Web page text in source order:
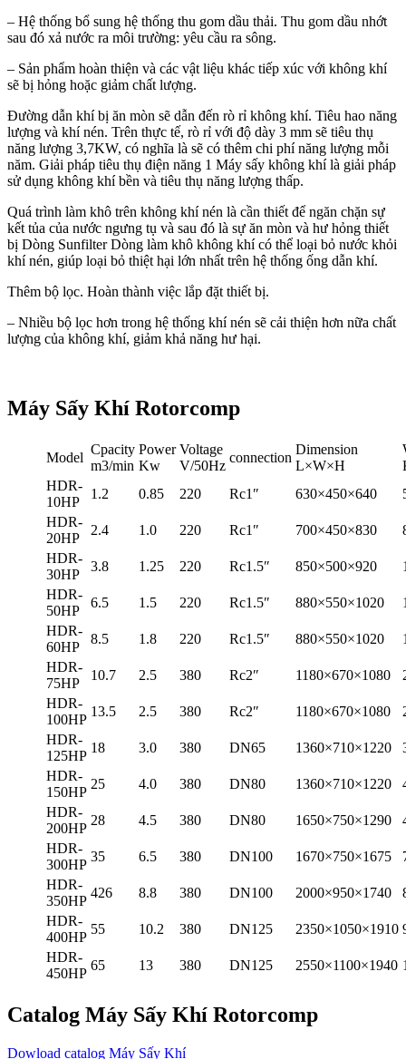
– Hệ thống bổ sung hệ thống thu gom dầu thải. Thu gom dầu nhớt
sau đó xả nước ra môi trường: yêu cầu ra sông.
– Sản phẩm hoàn thiện và các vật liệu khác tiếp xúc với không khí
sẽ bị hỏng hoặc giảm chất lượng.
Đường dẫn khí bị ăn mòn sẽ dẫn đến rò rỉ không khí. Tiêu hao năng
lượng và khí nén. Trên thực tế, rò rỉ với độ dày 3 mm sẽ tiêu thụ
năng lượng 3,7KW, có nghĩa là sẽ có thêm chi phí năng lượng mỗi
năm. Giải pháp tiêu thụ điện năng 1 Máy sấy không khí là giải pháp
sử dụng không khí bền và tiêu thụ năng lượng thấp.
Quá trình làm khô trên không khí nén là cần thiết để ngăn chặn sự
kết tủa của nước ngưng tụ và sau đó là sự ăn mòn và hư hỏng thiết
bị Dòng Sunfilter Dòng làm khô không khí có thể loại bỏ nước khỏi
khí nén, giúp loại bỏ thiệt hại lớn nhất trên hệ thống ống dẫn khí.
Thêm bộ lọc. Hoàn thành việc lắp đặt thiết bị.
– Nhiều bộ lọc hơn trong hệ thống khí nén sẽ cải thiện hơn nữa chất
lượng của không khí, giảm khả năng hư hại.
Máy Sấy Khí Rotorcomp
Model
Cpacity
m3/min
Power
Kw
Voltage
V/50Hz
connection
Dimension
L×W×H
HDR-
10HP
1.2 0.85 220 Rc1″ 630×450×640
HDR-
20HP
2.4 1.0 220 Rc1″ 700×450×830
HDR-
30HP
3.8 1.25 220 Rc1.5″ 850×500×920
HDR-
50HP
6.5 1.5 220 Rc1.5″ 880×550×1020
HDR-
60HP
8.5 1.8 220 Rc1.5″ 880×550×1020
HDR-
75HP
10.7 2.5 380 Rc2″ 1180×670×1080
HDR-
100HP
13.5 2.5 380 Rc2″ 1180×670×1080
HDR-
125HP
18 3.0 380 DN65 1360×710×1220
HDR-
150HP
25 4.0 380 DN80 1360×710×1220
HDR-
200HP
28 4.5 380 DN80 1650×750×1290
HDR-
300HP
35 6.5 380 DN100 1670×750×1675
HDR-
350HP
426 8.8 380 DN100 2000×950×1740
HDR-
400HP
55 10.2 380 DN125 2350×1050×1910
HDR-
450HP
65 13 380 DN125 2550×1100×1940
Catalog Máy Sấy Khí Rotorcomp
Dowload catalog Máy Sấy Khí